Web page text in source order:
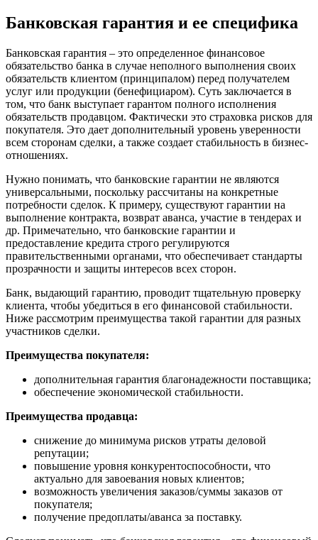
Банковская гарантия и ее специфика
Банковская гарантия – это определенное финансовое
обязательство банка в случае неполного выполнения своих
обязательств клиентом (принципалом) перед получателем
услуг или продукции (бенефициаром). Суть заключается в
том, что банк выступает гарантом полного исполнения
обязательств продавцом. Фактически это страховка рисков для
покупателя. Это дает дополнительный уровень уверенности
всем сторонам сделки, а также создает стабильность в бизнес-
отношениях.
Нужно понимать, что банковские гарантии не являются
универсальными, поскольку рассчитаны на конкретные
потребности сделок. К примеру, существуют гарантии на
выполнение контракта, возврат аванса, участие в тендерах и
др. Примечательно, что банковские гарантии и
предоставление кредита строго регулируются
правительственными органами, что обеспечивает стандарты
прозрачности и защиты интересов всех сторон.
Банк, выдающий гарантию, проводит тщательную проверку
клиента, чтобы убедиться в его финансовой стабильности.
Ниже рассмотрим преимущества такой гарантии для разных
участников сделки.
Преимущества покупателя:
дополнительная гарантия благонадежности поставщика;
обеспечение экономической стабильности.
Преимущества продавца:
снижение до минимума рисков утраты деловой
репутации;
повышение уровня конкурентоспособности, что
актуально для завоевания новых клиентов;
возможность увеличения заказов/суммы заказов от
покупателя;
получение предоплаты/аванса за поставку.